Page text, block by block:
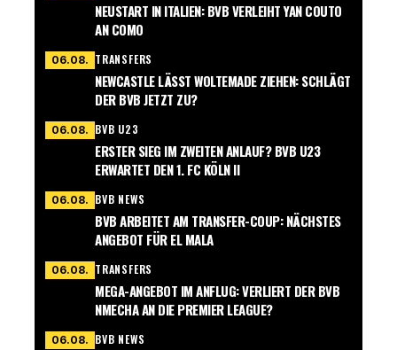
NEUSTART IN ITALIEN: BVB VERLEIHT YAN COUTO
AN COMO
06.08. TRANSFERS
NEWCASTLE LÄSST WOLTEMADE ZIEHEN: SCHLÄGT
DER BVB JETZT ZU?
06.08. BVB U23
ERSTER SIEG IM ZWEITEN ANLAUF? BVB U23
ERWARTET DEN 1. FC KÖLN II
06.08. BVB NEWS
BVB ARBEITET AM TRANSFER-COUP: NÄCHSTES
ANGEBOT FÜR EL MALA
06.08. TRANSFERS
MEGA-ANGEBOT IM ANFLUG: VERLIERT DER BVB
NMECHA AN DIE PREMIER LEAGUE?
06.08. BVB NEWS